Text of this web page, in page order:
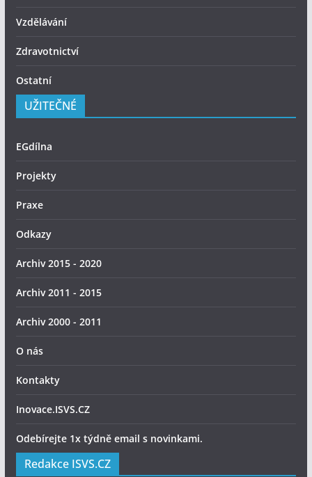
Vzdělávání
Zdravotnictví
Ostatní
UŽITEČNÉ
EGdílna
Projekty
Praxe
Odkazy
Archiv 2015 - 2020
Archiv 2011 - 2015
Archiv 2000 - 2011
O nás
Kontakty
Inovace.ISVS.CZ
Odebírejte 1x týdně email s novinkami.
Redakce ISVS.CZ